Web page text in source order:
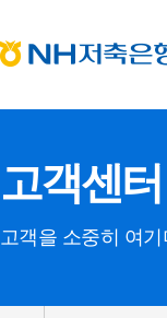
고객센터
고객을 소중히 여